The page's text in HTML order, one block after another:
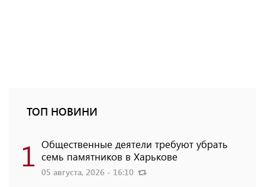
ТОП НОВИНИ
1 Общественные деятели требуют убрать
семь памятников в Харькове
05 августа, 2026 - 16:10